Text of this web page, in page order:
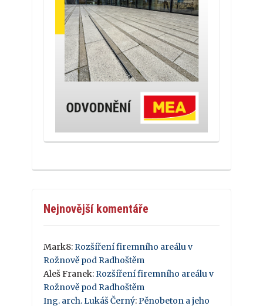
Nejnovější komentáře
Mark8:Rozšíření firemního areálu v
Rožnově pod Radhoštěm
Aleš Franek:Rozšíření firemního areálu v
Rožnově pod Radhoštěm
Ing. arch. Lukáš Černý:Pěnobeton a jeho